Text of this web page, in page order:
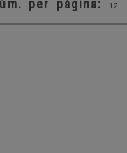
per pàgina: 12